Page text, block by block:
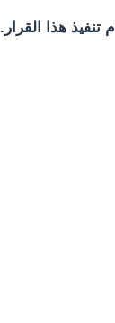
تنفيذ هذا القرار.